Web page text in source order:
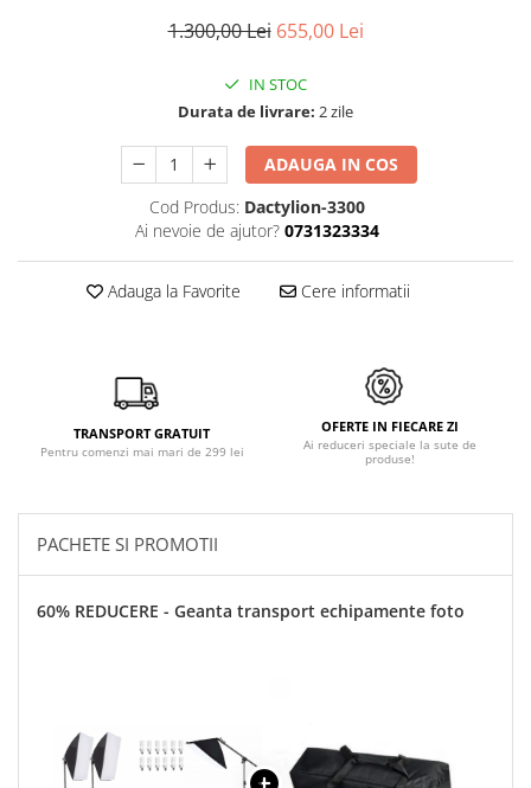
1.300,00 Lei 655,00 Lei
IN STOC
Durata de livrare: 2 zile
ADAUGA IN COS
Cod Produs: Dactylion-3300
Ai nevoie de ajutor? 0731323334
Adauga la Favorite Cere informatii
TRANSPORT GRATUIT
Pentru comenzi mai mari de 299 lei
OFERTE IN FIECARE ZI
Ai reduceri speciale la sute de
produse!
PACHETE SI PROMOTII
60% REDUCERE - Geanta transport echipamente foto